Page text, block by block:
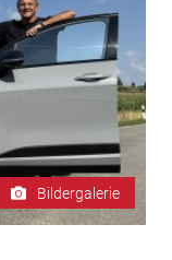
Bildergalerie